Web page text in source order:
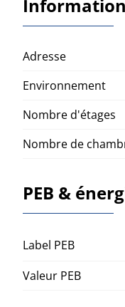
Adresse
Environnement
Nombre d'étages
Nombre de
PEB &
Label PEB
Valeur PEB